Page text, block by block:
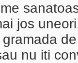
jos
nu iti